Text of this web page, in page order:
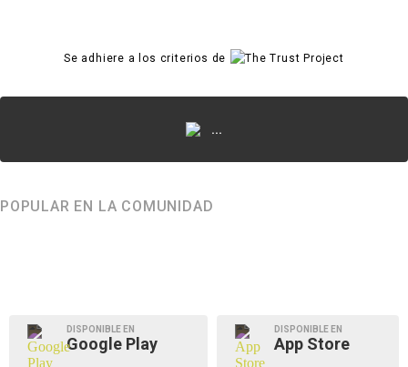
Se adhiere a los criterios de
...
POPULAR EN LA COMUNIDAD
DISPONIBLE EN
Google Play
DISPONIBLE EN
App Store